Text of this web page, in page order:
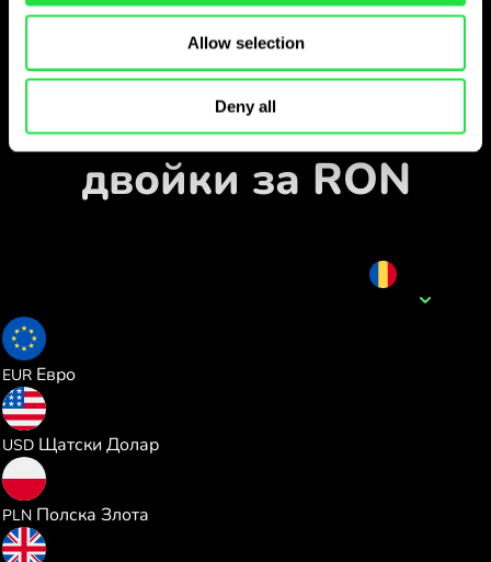
Allow selection
Deny all
Обмен в приложението
Наблюдавайте
популярните валутни
двойки за RON
EUR Евро
USD Щатски Долар
PLN Полска Злота